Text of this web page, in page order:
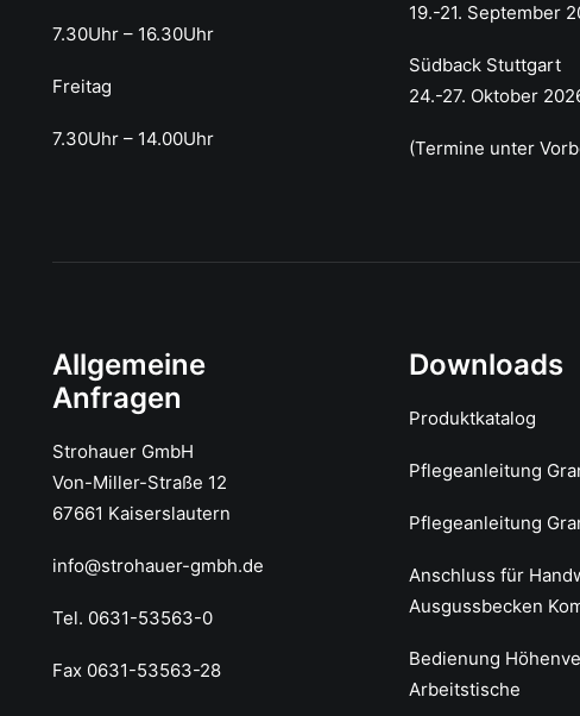
7.30Uhr – 16.30Uhr
Freitag
7.30Uhr – 14.00Uhr
19.-21. September
Südback Stuttgart
24.-27. Oktober
(Termine unter
Allgemeine
Anfragen
Strohauer GmbH
Von-Miller-Straße 12
67661 Kaiserslautern
info@strohauer-gmbh.de
Tel. 0631-53563-0
Fax 0631-53563-28
Downloads
Produktkatalog
Pflegeanleitung
Pflegeanleitung
Anschluss für
Ausgussbecken
Bedienung
Arbeitstische